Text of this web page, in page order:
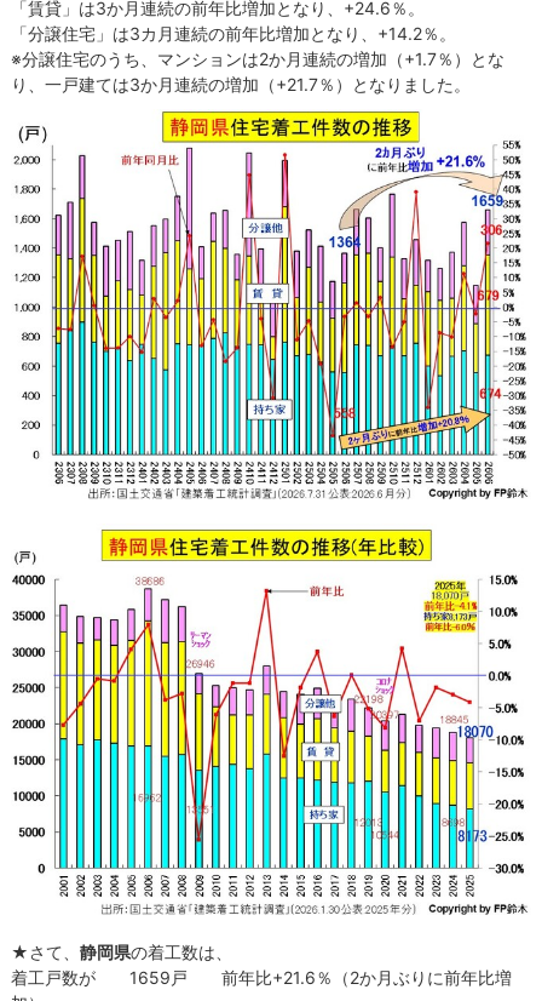
「賃貸」は3か月連続の前年比増加となり、+24.6％。
「分譲住宅」は3カ月連続の前年比増加となり、+14.2％。
※分譲住宅のうち、マンションは2か月連続の増加（+1.7％）とな
り、一戸建ては3か月連続の増加（+21.7％）となりました。
★さて、 静岡県の着工数は、
着工戸数が 1659戸 前年比+21.6％（2か月ぶりに前年比増